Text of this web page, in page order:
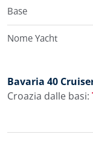
Base
Nome Yacht
Bavaria 40
Croazia dalle basi: